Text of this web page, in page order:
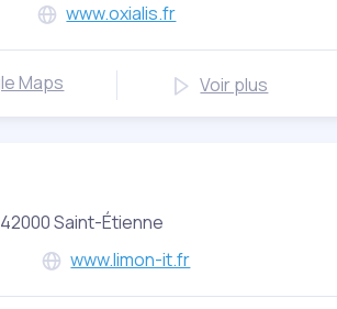
www.oxialis.fr
Maps Voir plus
Saint-Étienne
www.limon-it.fr